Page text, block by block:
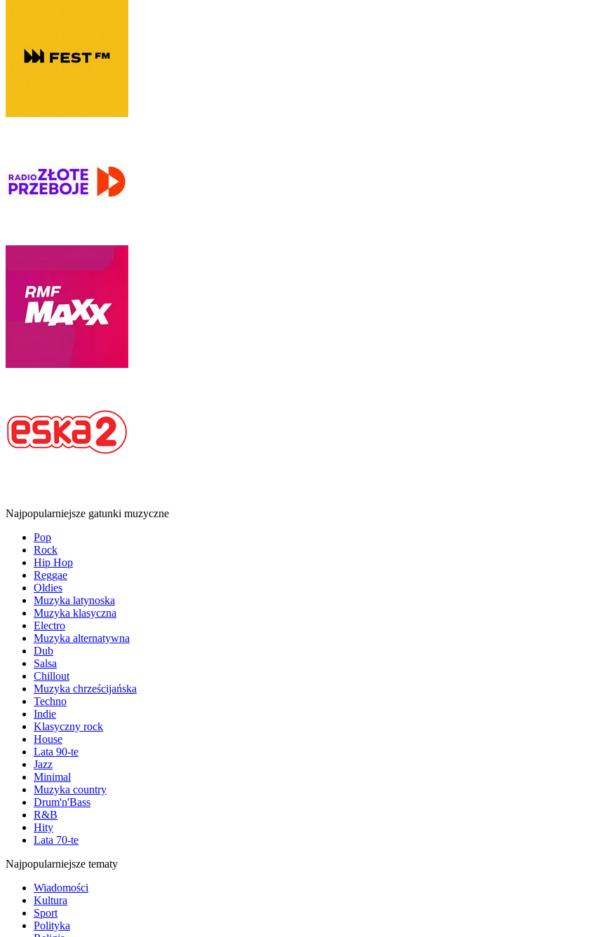
Najpopularniejsze gatunki muzyczne
Pop
Rock
Hip Hop
Reggae
Oldies
Muzyka latynoska
Muzyka klasyczna
Electro
Muzyka alternatywna
Dub
Salsa
Chillout
Muzyka chrześcijańska
Techno
Indie
Klasyczny rock
House
Lata 90-te
Jazz
Minimal
Muzyka country
Drum'n'Bass
R&B
Hity
Lata 70-te
Najpopularniejsze tematy
Wiadomości
Kultura
Sport
Polityka